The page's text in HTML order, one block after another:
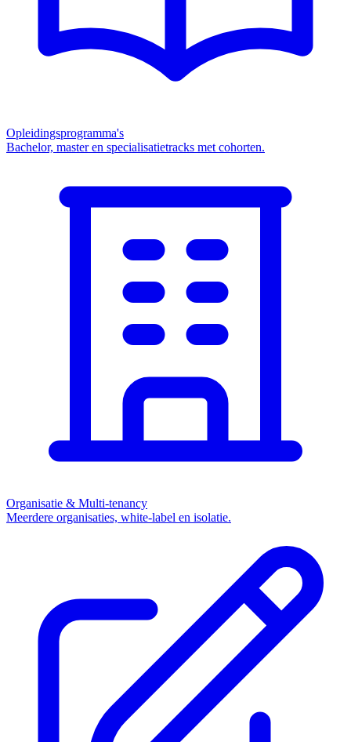
Opleidingsprogramma's
Bachelor, master en specialisatietracks met cohorten.
Organisatie & Multi-tenancy
Meerdere organisaties, white-label en isolatie.